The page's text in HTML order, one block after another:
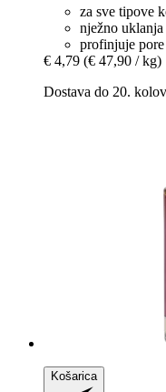
za sve tipove
nježno uklanja
profinjuje pore
€ 4,79 (€ 47,90 / kg)
Dostava do 20.
Košarica